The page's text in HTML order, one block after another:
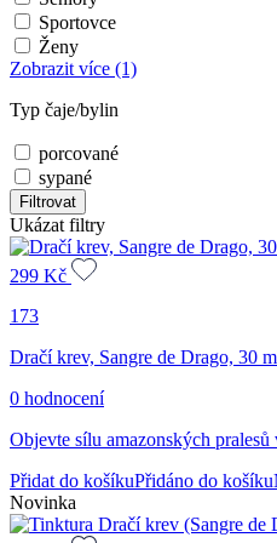
Sportovce
Ženy
Zobrazit více (1)
Typ čaje/bylin
porcované
sypané
Filtrovat
Ukázat filtry
299 Kč
173
Dračí krev, Sangre de Drago, 30
0 hodnocení
Objevte sílu amazonských
Přidat do košíkuPřidáno do košíku
Novinka